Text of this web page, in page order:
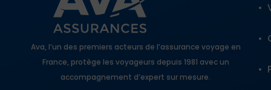
Ava, l’un des premiers acteurs de l’assurance voyage en
France, protège les voyageurs depuis 1981 avec un
accompagnement d’expert sur mesure.